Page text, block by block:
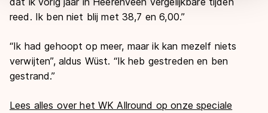
reed. Ik ben niet blij met 38,7 en 6,00.”
“Ik had gehoopt op meer, maar ik kan mezelf niets
verwijten”, aldus Wüst. “Ik heb gestreden en ben
gestrand.”
Lees alles over het WK Allround op onze speciale